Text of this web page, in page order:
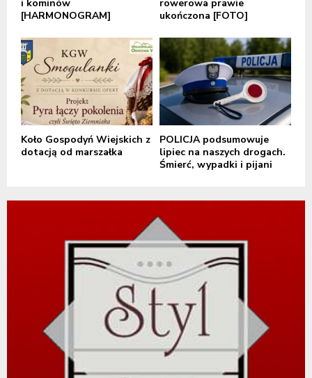
i kominów
[HARMONOGRAM]
rowerowa prawie
ukończona [FOTO]
Koło Gospodyń Wiejskich z
dotacją od marszałka
POLICJA podsumowuje
lipiec na naszych drogach.
Śmierć, wypadki i pijani